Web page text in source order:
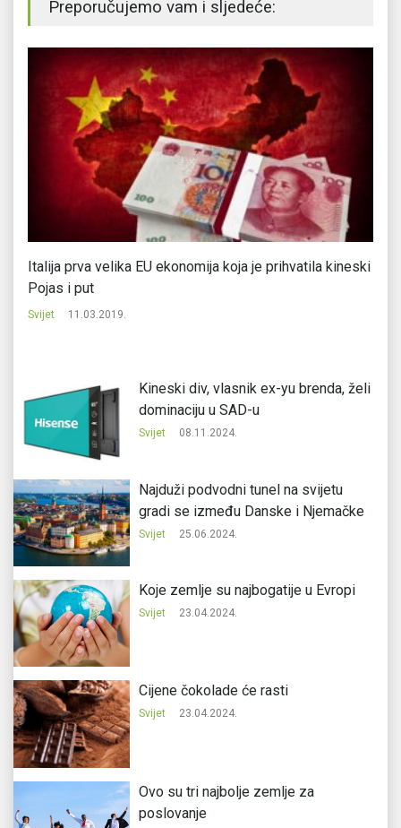
Preporučujemo vam i sljedeće:
Italija prva velika EU ekonomija koja je prihvatila kineski
Pojas i put
Svijet 11.03.2019.
Kineski div, vlasnik ex-yu brenda, želi
dominaciju u SAD-u
Svijet 08.11.2024.
Najduži podvodni tunel na svijetu
gradi se između Danske i Njemačke
Svijet 25.06.2024.
Koje zemlje su najbogatije u Evropi
Svijet 23.04.2024.
Cijene čokolade će rasti
Svijet 23.04.2024.
Ovo su tri najbolje zemlje za
poslovanje